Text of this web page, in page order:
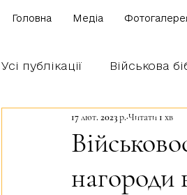
Головна Медіа
Усі публікації Військова
Щоденник бійця
Братство Богуна
нагороди
17 лют. 2023 р. Читати 1 хв